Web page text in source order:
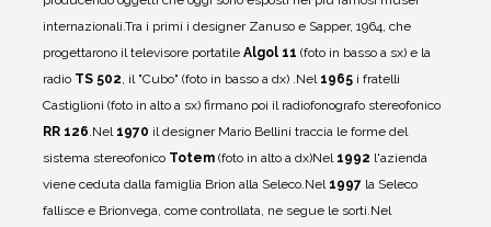
internazionali. Tra i primi i designer Zanuso e Sapper, 1964, che
progettarono il televisore portatile Algol 11 (foto in basso a sx) e la
radio TS 502 , il "Cubo" (foto in basso a dx) . Nel 1965 i fratelli
Castiglioni (foto in alto a sx) firmano poi il radiofonografo stereofonico
RR 126 Nel 1970 il designer Mario Bellini traccia le forme del
sistema stereofonico Totem (foto in alto a dx)Nel 1992 l'azienda
viene ceduta dalla famiglia Brion alla Seleco. Nel 1997 la Seleco
fallisce e Brionvega, come controllata, ne segue le sorti. Nel